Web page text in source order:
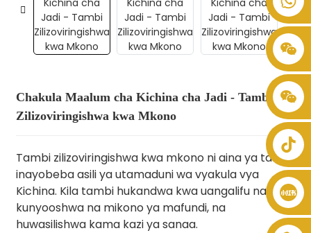
+86 8619946512999
Chakula Maalum cha Kichina cha Jadi - Tambi
Zilizoviringishwa kwa Mkono
Tambi zilizoviringishwa kwa mkono ni aina ya tambi
inayobeba asili ya utamaduni wa vyakula vya
Kichina. Kila tambi hukandwa kwa uangalifu na
kunyooshwa na mikono ya mafundi, na
huwasilishwa kama kazi ya sanaa.